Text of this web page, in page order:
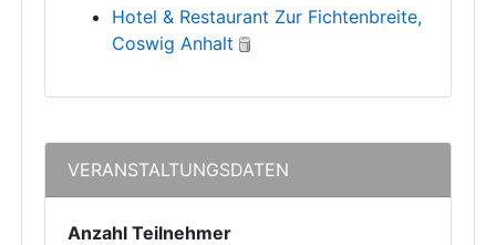
Hotel & Restaurant Zur Fichtenbreite,
Coswig Anhalt
VERANSTALTUNGSDATEN
Anzahl Teilnehmer